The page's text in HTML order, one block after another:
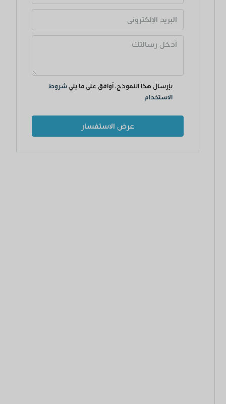
بإرسال هذا النموذج، أوافق على ما يلي شروط
الاستخدام
عرض الاستفسار